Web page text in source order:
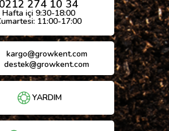
0212 274 10 34
Hafta içi 9:30-18:00
11:00-17:00
kargo@growkent.com
destek@growkent.com
YARDIM